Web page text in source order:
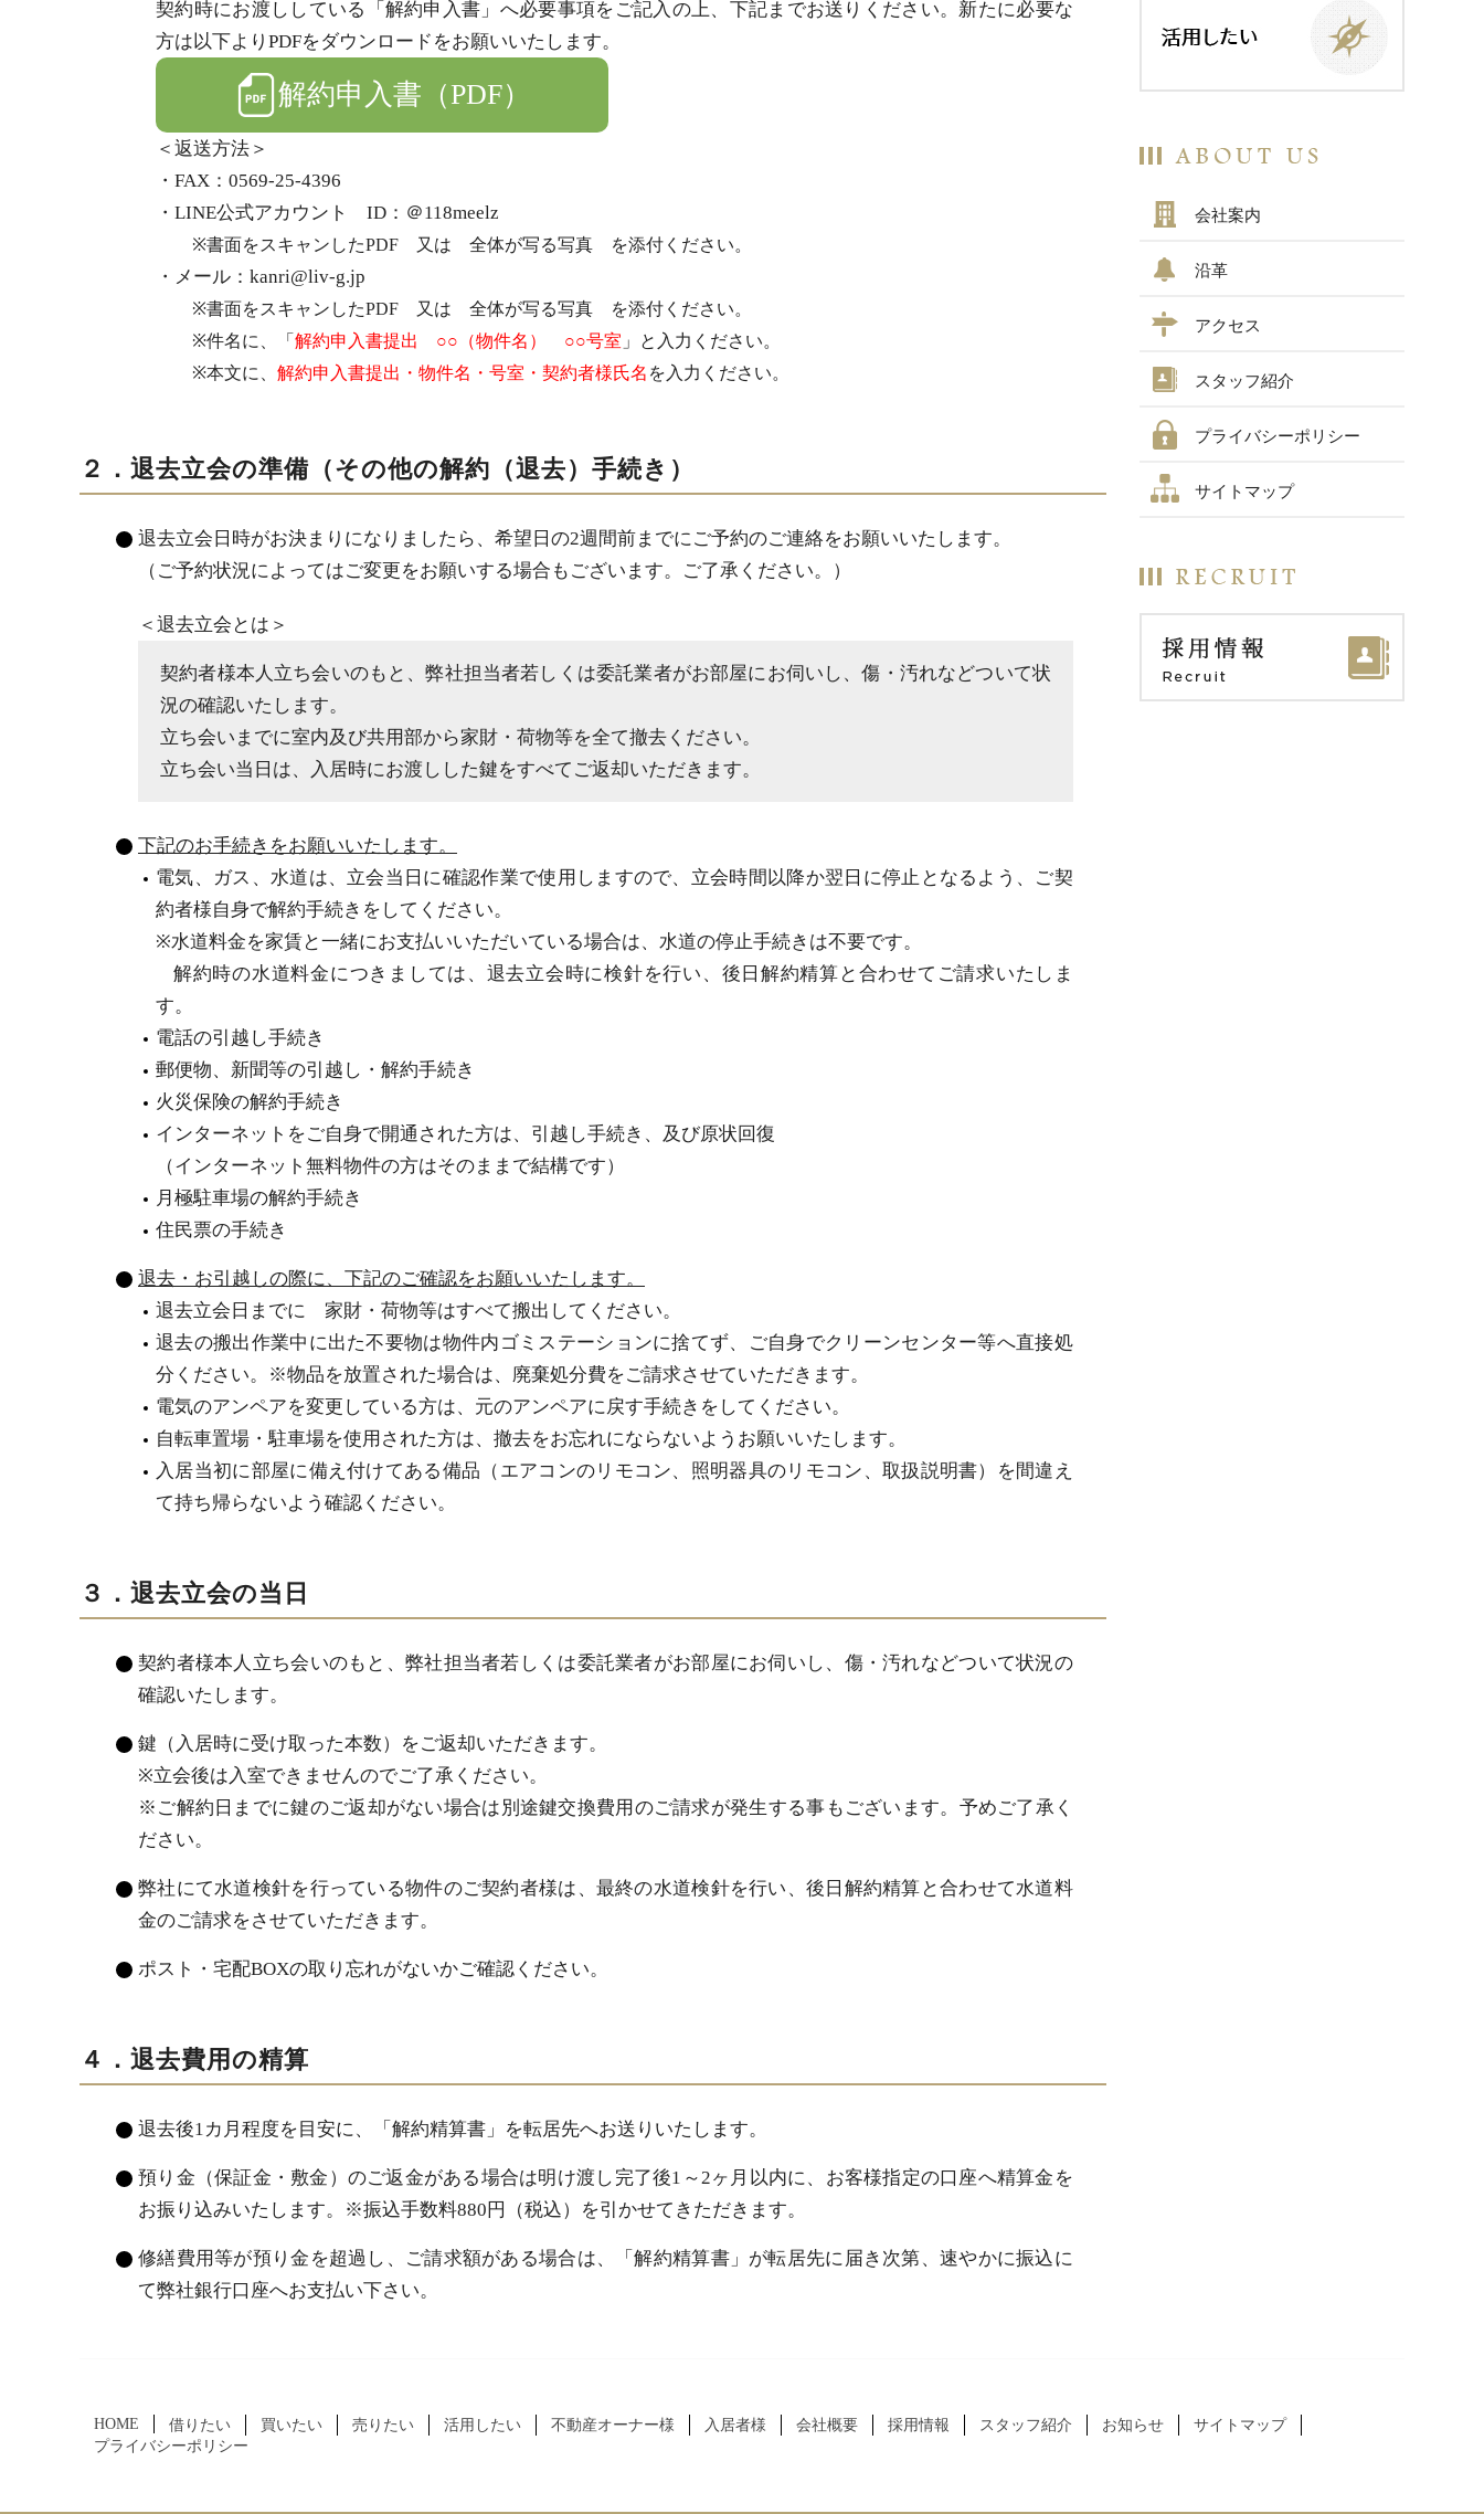
契約時にお渡ししている「解約申入書」へ必要事項をご記入の上、下記までお送りください。新たに必要な
方は以下よりPDFをダウンロードをお願いいたします。
解約申入書（PDF）
＜返送方法＞
・FAX：0569-25-4396
・LINE公式アカウント ID：＠118meelz
※書面をスキャンしたPDF 又は 全体が写る写真 を添付ください。
・メール：kanri@liv-g.jp
※書面をスキャンしたPDF 又は 全体が写る写真 を添付ください。
※件名に、「 解約申入書提出 ○○（物件名） ○○号室 」と入力ください。
※本文に、 解約申入書提出・物件名・号室・契約者様氏名 を入力ください。
２．退去立会の準備（その他の解約（退去）手続き）
退去立会⽇時がお決まりになりましたら、希望日の2週間前までにご予約のご連絡をお願いいたします。
（ご予約状況によってはご変更をお願いする場合もございます。ご了承ください。）
＜退去立会とは＞
契約者様本人立ち会いのもと、弊社担当者若しくは委託業者がお部屋にお伺いし、傷・汚れなどついて状
況の確認いたします。
立ち会いまでに室内及び共用部から家財・荷物等を全て撤去ください。
立ち会い当日は、入居時にお渡しした鍵をすべてご返却いただきます。
下記のお手続きをお願いいたします。
電気、ガス、水道は、立会当日に確認作業で使用しますので、立会時間以降か翌日に停止となるよう、ご契
約者様自身で解約手続きをしてください。
※水道料金を家賃と一緒にお支払いいただいている場合は、水道の停止手続きは不要です。
解約時の水道料金につきましては、退去立会時に検針を行い、後日解約精算と合わせてご請求いたしま
す。
電話の引越し手続き
郵便物、新聞等の引越し・解約手続き
火災保険の解約手続き
インターネットをご自身で開通された方は、引越し手続き、及び原状回復
（インターネット無料物件の方はそのままで結構です）
月極駐車場の解約手続き
住民票の手続き
退去・お引越しの際に、下記のご確認をお願いいたします。
退去立会日までに 家財・荷物等はすべて搬出してください。
退去の搬出作業中に出た不要物は物件内ゴミステーションに捨てず、ご自身でクリーンセンター等へ直接処
分ください。※物品を放置された場合は、廃棄処分費をご請求させていただきます。
電気のアンペアを変更している方は、元のアンペアに戻す手続きをしてください。
自転車置場・駐車場を使用された方は、撤去をお忘れにならないようお願いいたします。
入居当初に部屋に備え付けてある備品（エアコンのリモコン、照明器具のリモコン、取扱説明書）を間違え
て持ち帰らないよう確認ください。
３．退去立会の当日
契約者様本人立ち会いのもと、弊社担当者若しくは委託業者がお部屋にお伺いし、傷・汚れなどついて状況の
確認いたします。
鍵（入居時に受け取った本数）をご返却いただきます。
※立会後は入室できませんのでご了承ください。
※ご解約日までに鍵のご返却がない場合は別途鍵交換費用のご請求が発生する事もございます。予めご了承く
ださい。
弊社にて水道検針を行っている物件のご契約者様は、最終の水道検針を行い、後日解約精算と合わせて水道料
金のご請求をさせていただきます。
ポスト・宅配BOXの取り忘れがないかご確認ください。
４．退去費用の精算
退去後1カ月程度を目安に、「解約精算書」を転居先へお送りいたします。
預り金（保証金・敷金）のご返金がある場合は明け渡し完了後1～2ヶ月以内に、お客様指定の口座へ精算金を
お振り込みいたします。※振込手数料880円（税込）を引かせてきただきます。
修繕費用等が預り金を超過し、ご請求額がある場合は、「解約精算書」が転居先に届き次第、速やかに振込に
て弊社銀行口座へお支払い下さい。
会社案内
沿革
アクセス
スタッフ紹介
プライバシーポリシー
サイトマップ
HOME 借りたい 買いたい 売りたい 活用したい 不動産オーナー様 入居者様 会社概要 採用情報 スタッフ紹介 お知らせ
サイトマップ
プライバシーポリシー